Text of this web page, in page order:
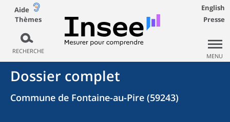
Aide
Thèmes
RECHERCHE
English
Presse
MENU
Dossier complet
Commune de Fontaine-au-Pire (59243)